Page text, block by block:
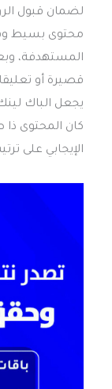
لضمان قبول
محتوى بسيط
المستهدفة،
قصيرة أو
يجعل الباك
كان المحتوى ذا
الإيجابي على